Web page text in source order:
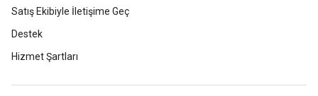
Satış Ekibiyle İletişime Geç
Destek
Hizmet Şartları